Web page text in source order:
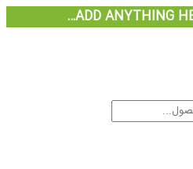
ADD ANYTHING